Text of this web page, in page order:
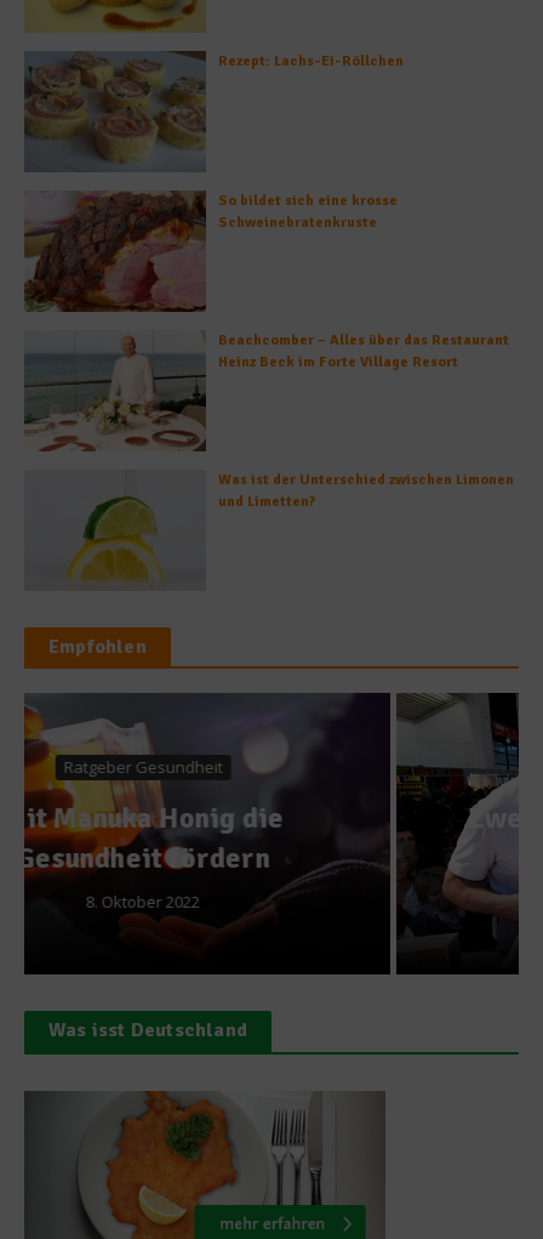
Rezept: Lachs-Ei-Röllchen
So bildet sich eine krosse
Schweinebratenkruste
Beachcomber – Alles über das Restaurant
Heinz Beck im Forte Village Resort
Was ist der Unterschied zwischen Limonen
und Limetten?
Empfohlen
Rezepte
Zweierlei Gambas von Karl
Ederer
12. Dezember 2016
Was isst Deutschland